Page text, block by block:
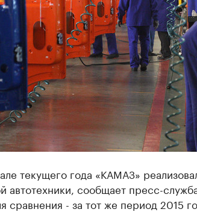
текущего года «КАМАЗ»
автотехники, сообщает пресс-
сравнения - за тот же период 2015